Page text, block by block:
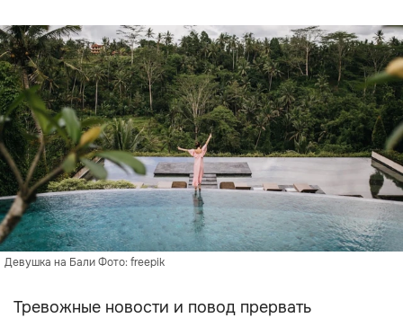
Девушка на Бали Фото: freepik
Тревожные новости и повод прервать